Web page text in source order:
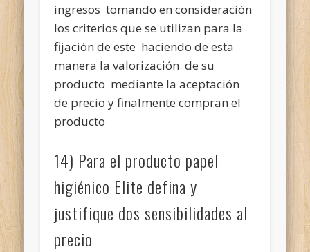
ingresos tomando en consideración
los criterios que se utilizan para la
fijación de este haciendo de esta
manera la valorización de su
producto mediante la aceptación
de precio y finalmente compran el
producto
14) Para el producto papel
higiénico Elite defina y
justifique dos sensibilidades al
precio